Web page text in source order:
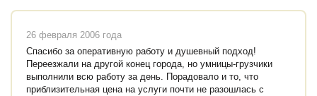
26 февраля 2006 года
Спасибо за оперативную работу и душевный подход!
Переезжали на другой конец города, но умницы-грузчики
выполнили всю работу за день. Порадовало и то, что
приблизительная цена на услуги почти не разошлась с